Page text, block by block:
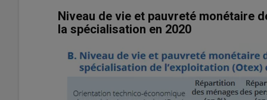
Niveau de vie et pauvreté monétaire
la spécialisation en 2020